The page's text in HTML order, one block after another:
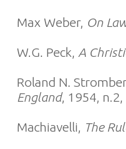
Max Weber, On
W.G. Peck, A
Roland N.
England, 1954,
Machiavelli, The